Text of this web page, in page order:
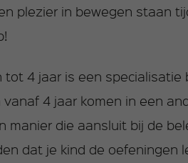
plezier in bewegen staan
4 jaar is een specialisatie
4 jaar komen in een
manier die aansluit bij de
dat je kind de oefeningen